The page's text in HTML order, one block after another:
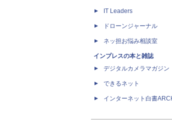
IT Leaders
ドローンジャーナル
ネッ担お悩み相談室
インプレスの本と雑誌
デジタルカメラマガジン
できるネット
インターネット白書